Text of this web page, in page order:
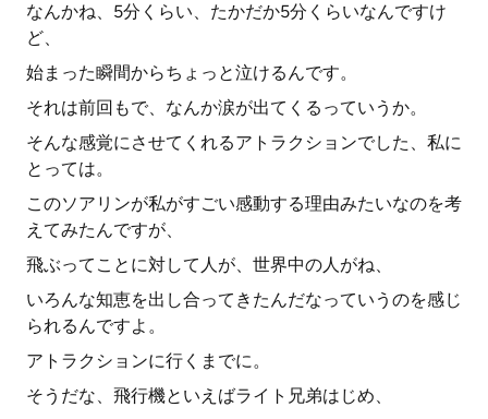
なんかね、5分くらい、たかだか5分くらいなんですけ
ど、
始まった瞬間からちょっと泣けるんです。
それは前回もで、なんか涙が出てくるっていうか。
そんな感覚にさせてくれるアトラクションでした、私に
とっては。
このソアリンが私がすごい感動する理由みたいなのを考
えてみたんですが、
飛ぶってことに対して人が、世界中の人がね、
いろんな知恵を出し合ってきたんだなっていうのを感じ
られるんですよ。
アトラクションに行くまでに。
そうだな、飛行機といえばライト兄弟はじめ、